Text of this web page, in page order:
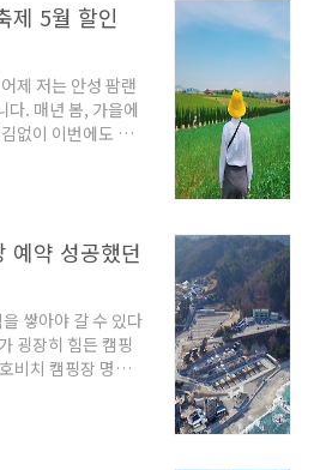
년 밤도깨비 야시
에는 여의도 한
포 한강 공원에서
제와 서울 브릿지
* 반포 한강 달빛
11일 매주 일요일
광장 일대 시간 :
제 5월 할인
제 저는 안성 팜랜
다. 매년 봄, 가을에
없이 이번에도 다
드 호밀밭 축제 관
일까지만 무료
인데요~ 이번 안성
까지 진행되는 축
함께 즐길 수 있다
장도 운영하기 때
할 수 있어 축제기
면 좋은 곳이기도
원 ~ 12,000
예약 성공했던
쌓아야 갈 수 있다
굉장히 힘든 캠핑
비치 캠핑장 명당
약 성공했던 후기
대해 이야기해